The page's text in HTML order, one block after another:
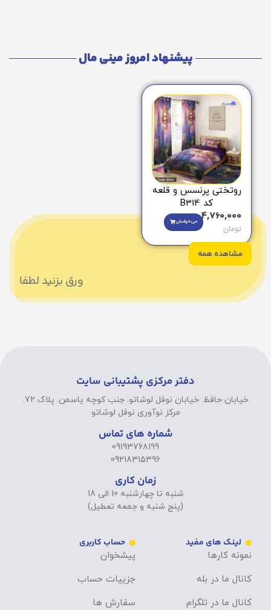
پیشنهاد امروز مینی مال
روتختی پرنسس و قلعه
کد B314
4,760,000
تومان
می‌خوامش
مشاهده همه
ورق بزنید لطفا
دفتر مرکزی پشتیبانی سایت
خیابان حافظ. خیابان نوفل لوشاتو. جنب کوچه یاسمن. پلاک 72.
مرکز نوآوری نوفل لوشاتو
شماره های تماس
09193768199
09218315396
زمان کاری
شنبه تا چهارشنبه 10 الی 18
(پنج شنبه و جمعه تعطیل)
لینک های مفید
نمونه کارها
کانال ما در بله
کانال ما در تلگرام
حساب کاربری
پیشخوان
جزییات حساب
سفارش ها